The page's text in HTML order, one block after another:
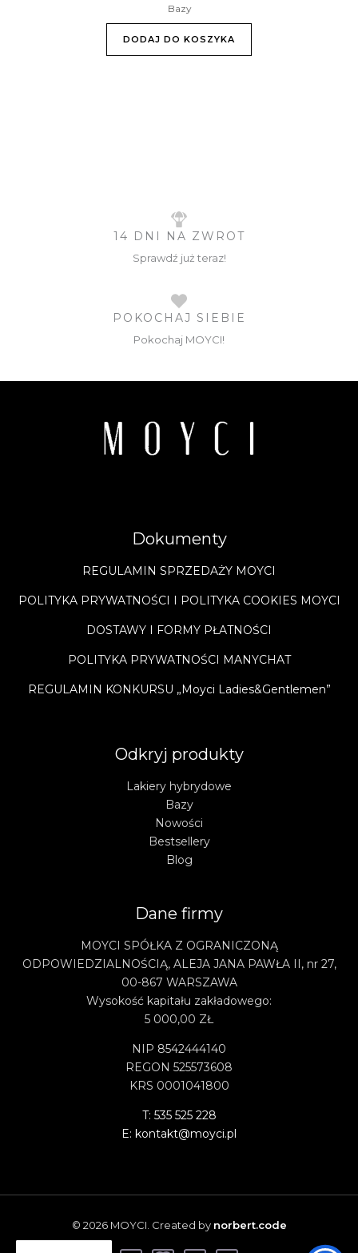
Bazy
DODAJ DO KOSZYKA
14 DNI NA ZWROT
Sprawdź już teraz!
POKOCHAJ SIEBIE
Pokochaj MOYCI!
Dokumenty
REGULAMIN SPRZEDAŻY MOYCI
POLITYKA PRYWATNOŚCI I POLITYKA COOKIES MOYCI
DOSTAWY I FORMY PŁATNOŚCI
POLITYKA PRYWATNOŚCI MANYCHAT
REGULAMIN KONKURSU „Moyci Ladies&Gentlemen”
Odkryj produkty
Lakiery hybrydowe
Bazy
Nowości
Bestsellery
Blog
Dane firmy
MOYCI SPÓŁKA Z OGRANICZONĄ
ODPOWIEDZIALNOŚCIĄ, ALEJA JANA PAWŁA II, nr 27,
00-867 WARSZAWA
Wysokość kapitału zakładowego:
5 000,00 ZŁ
NIP 8542444140
REGON 525573608
KRS 0001041800
T: 535 525 228
E: kontakt@moyci.pl
© 2026 MOYCI. Created by norbert.code